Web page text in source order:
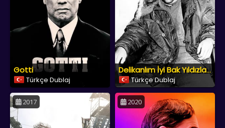
Gotti
Türkçe Dublaj
Delikanlım İyi Bak Yıldızlara
Türkçe Dublaj
2017 2020